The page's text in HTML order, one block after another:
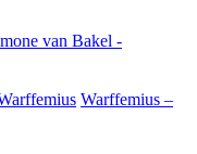
van Bakel -
Warffemius –